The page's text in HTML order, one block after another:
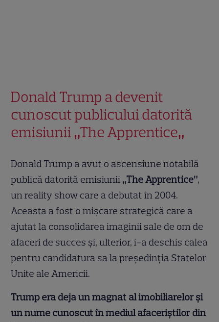
Donald Trump a devenit
cunoscut publicului datorită
emisiunii „The Apprentice„
Donald Trump a avut o ascensiune notabilă
publică datorită emisiunii „The Apprentice”,
un reality show care a debutat în 2004.
Aceasta a fost o mișcare strategică care a
ajutat la consolidarea imaginii sale de om de
afaceri de succes și, ulterior, i-a deschis calea
pentru candidatura sa la președinția Statelor
Unite ale Americii.
Trump era deja un magnat al imobiliarelor și
un nume cunoscut în mediul afaceriștilor din